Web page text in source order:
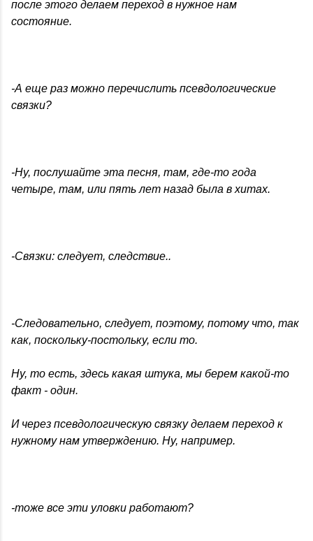
после этого делаем переход в нужное нам
состояние.
-А еще раз можно перечислить псевдологические
связки?
-Ну, послушайте эта песня, там, где-то года
четыре, там, или пять лет назад была в хитах.
-Связки: следует, следствие..
-Следовательно, следует, поэтому, потому что, так
как, поскольку-постольку, если то.
Ну, то есть, здесь какая штука, мы берем какой-то
факт - один.
И через псевдологическую связку делаем переход к
нужному нам утверждению. Ну, например.
-тоже все эти уловки работают?